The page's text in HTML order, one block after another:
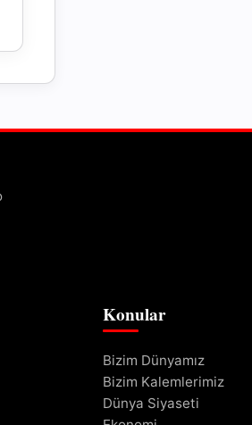
Konular
Bizim Dünyamız
Bizim Kalemlerimiz
Dünya Siyaseti